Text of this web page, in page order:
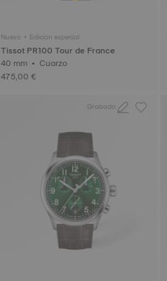
Nuevo • Edición especial
Tissot PR100 Tour de France
40 mm • Cuarzo
475,00 €
Grabado